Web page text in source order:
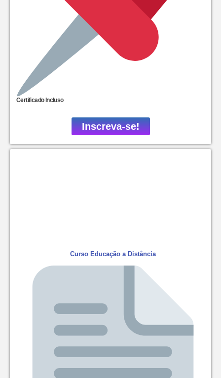
Certificado Incluso
Inscreva-se!
Curso Educação a Distância